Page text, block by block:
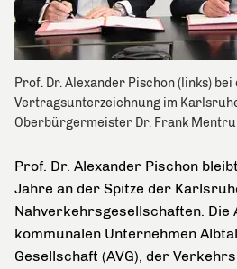
Prof. Dr. Alexander Pischon (links) bei
Vertragsunterzeichnung im
Oberbürgermeister Dr. Frank
Prof. Dr. Alexander Pischon
Jahre an der Spitze der
Nahverkehrsgesellschaften.
kommunalen Unternehmen
Gesellschaft (AVG), der